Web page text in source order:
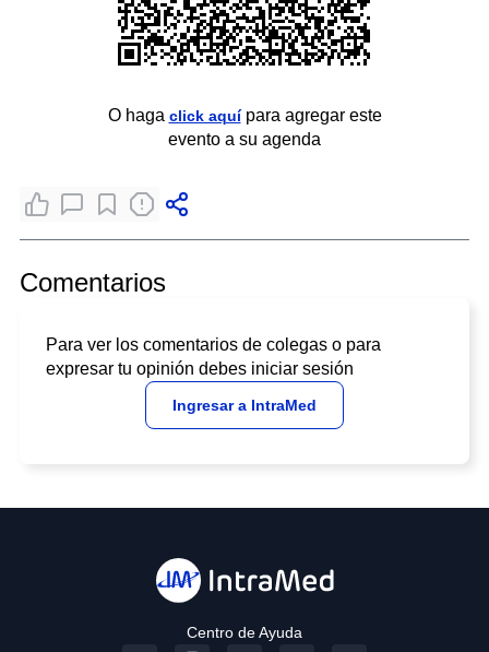
O haga click aquípara agregar este
evento a su agenda
Comentarios
Para ver los comentarios de colegas o para
expresar tu opinión debes iniciar sesión
Ingresar a IntraMed
Centro de Ayuda